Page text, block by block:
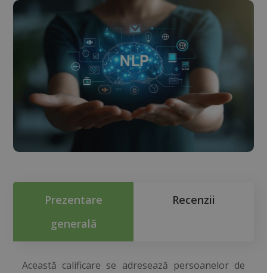
Prezentare
generală
Recenzii
Această calificare se adresează persoanelor de